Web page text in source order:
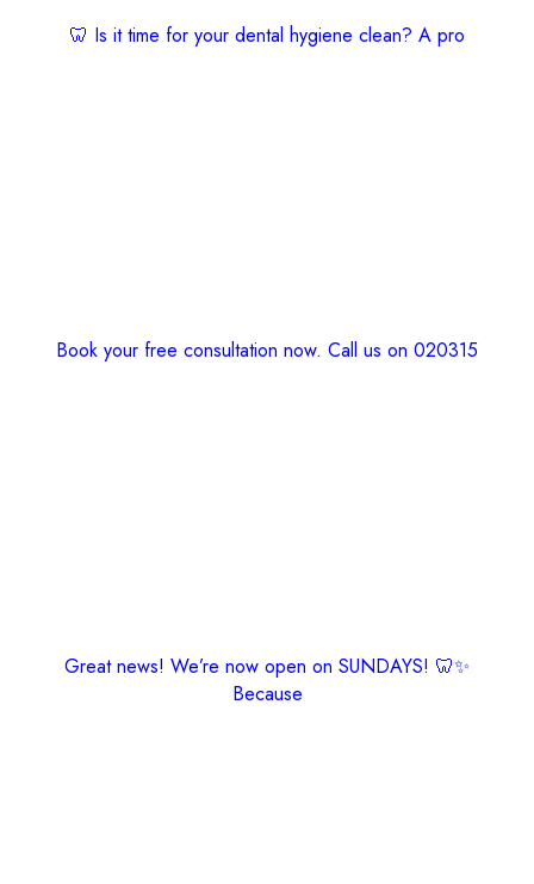
🦷 Is it time for your dental hygiene clean? A pro
Book your free consultation now. Call us on 020315
Great news! We’re now open on SUNDAYS! 🦷✨
Because